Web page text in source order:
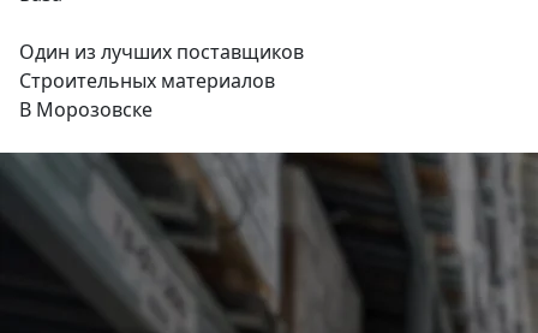
Один из лучших поставщиков
Строительных материалов
В Морозовске